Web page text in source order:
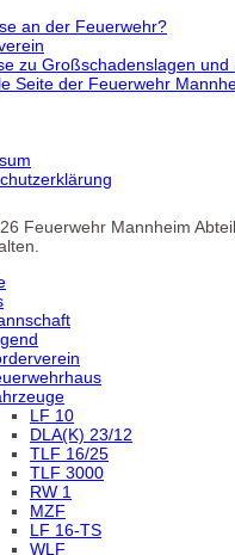
an der Feuerwehr?
zu Großschadenslagen und
Seite der Feuerwehr
Feuerwehr Mannheim
LF 10
DLA(K) 23/12
TLF 16/25
TLF 3000
RW 1
MZF
LF 16-TS
WLF